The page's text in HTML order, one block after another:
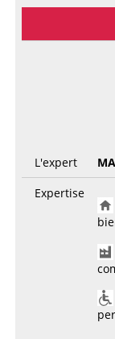
L'expert
Expertise